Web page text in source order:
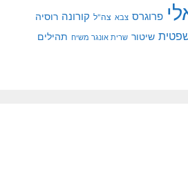
פרוגרס צבא צה"ל קורונה רוסיה
שיטור שרית אונגר משיח תהילים